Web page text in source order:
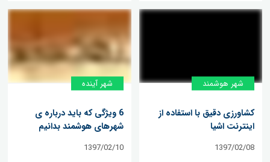
شهر هوشمند
کشاورزی دقیق با استفاده از
اینترنت اشیا
1397/02/08
شهر آینده
6 ویژگی که باید درباره ی
شهرهای هوشمند بدانیم
1397/02/10